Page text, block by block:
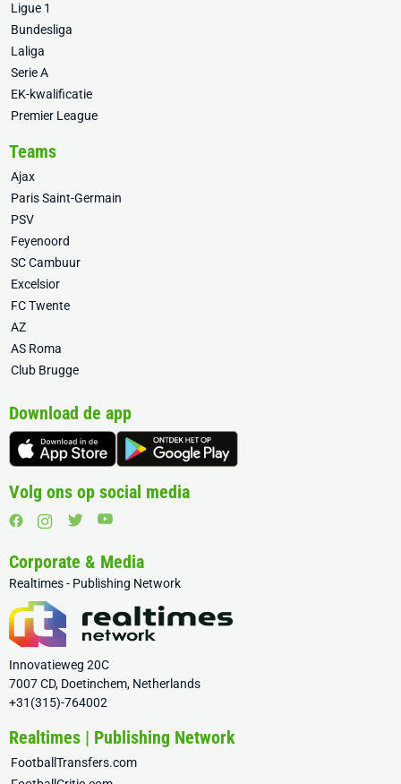
Ligue 1
Bundesliga
Laliga
Serie A
EK-kwalificatie
Premier League
Teams
Ajax
Paris Saint-Germain
PSV
Feyenoord
SC Cambuur
Excelsior
FC Twente
AZ
AS Roma
Club Brugge
Download de app
Volg ons op social media
Corporate & Media
Realtimes - Publishing Network
Innovatieweg 20C
7007 CD, Doetinchem, Netherlands
+31(315)-764002
Realtimes | Publishing Network
FootballTransfers.com